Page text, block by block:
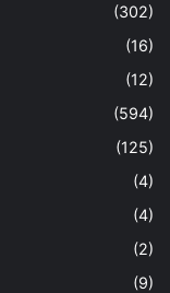
(302)
(16)
(12)
(594)
(125)
(4)
(4)
(2)
(9)